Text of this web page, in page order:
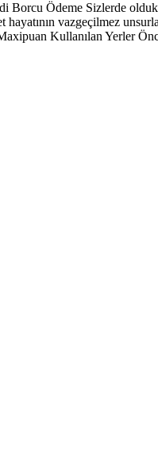
Borcu Ödeme Sizlerde
hayatının vazgeçilmez
Kullanılan Yerler